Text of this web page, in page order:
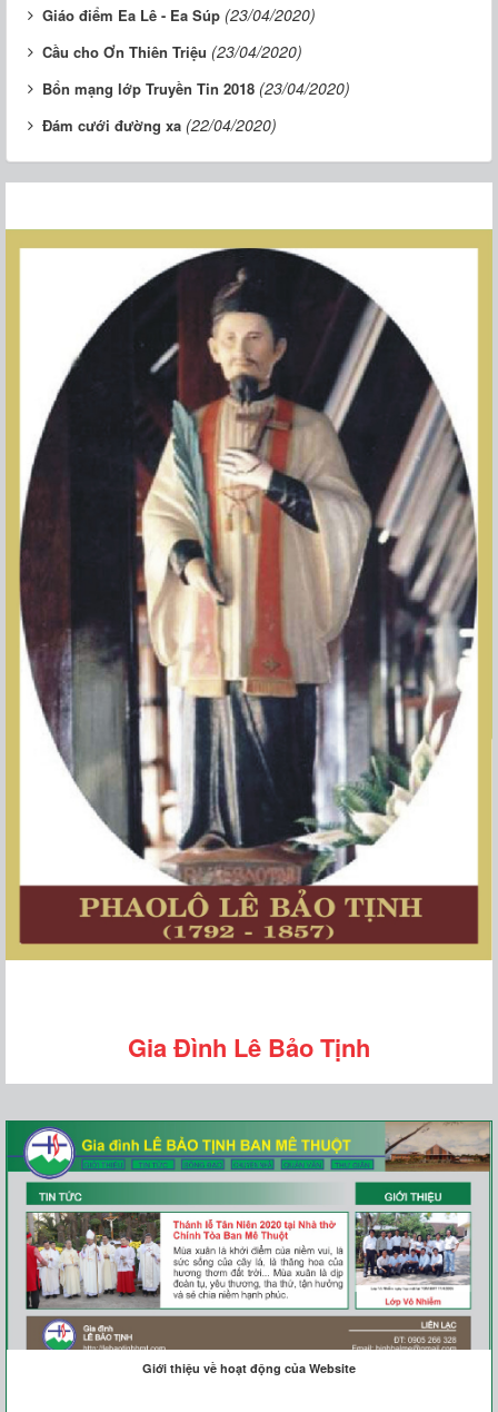
Giáo điểm Ea Lê - Ea Súp (23/04/2020)
Cầu cho Ơn Thiên Triệu (23/04/2020)
Bổn mạng lớp Truyền Tin 2018 (23/04/2020)
Đám cưới đường xa (22/04/2020)
Gia Đình Lê Bảo Tịnh
Giới thiệu về hoạt động của Website